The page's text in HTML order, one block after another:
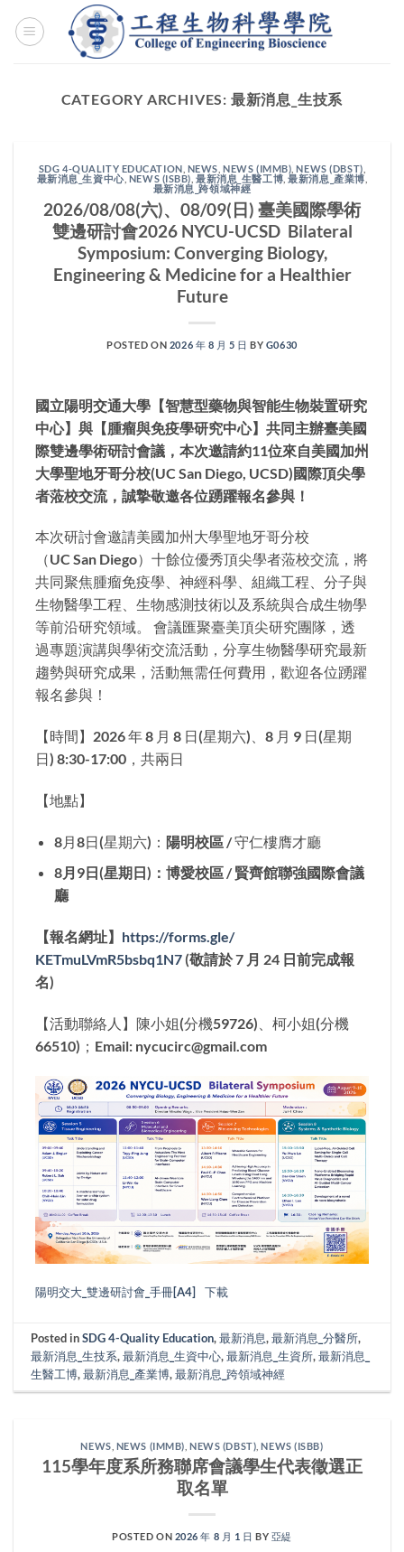
CATEGORY ARCHIVES: 最新消息_生技系
SDG 4-QUALITY EDUCATION NEWS ,NEWS (IMMB) ,NEWS (DBST)
最新消息_生資中心, NEWS (ISBB) ,最新消息_生醫工博 ,最新消息_產業博
最新消息_跨領域神經
2026/08/08(六)、08/09(日) 臺美國際學術
雙邊研討會2026 NYCU-UCSD Bilateral
Symposium: Converging Biology,
Engineering & Medicine for a Healthier
Future
POSTED ON 2026 年 8 月 5 日 BY G0630
國立陽明交通大學 【智慧型藥物與智能生物裝置研究
中心】 與 【腫瘤與免疫學研究中心】 共同主辦臺美國
際雙邊學術研討會議，本次邀請約11位來自美國加州
大學聖地牙哥分校(UC San Diego, UCSD)國際頂尖學
者蒞校交流，誠摯敬邀各位踴躍報名參與！
本次研討會邀請美國加州大學聖地牙哥分校
（UC San Diego）十餘位優秀頂尖學者蒞校交流，將
共同聚焦腫瘤免疫學、神經科學、組織工程、分子與
生物醫學工程、生物感測技術以及系統與合成生物學
等前沿研究領域。 會議匯聚臺美頂尖研究團隊，透
過專題演講與學術交流活動，分享生物醫學研究最新
趨勢與研究成果，活動無需任何費用，歡迎各位踴躍
報名參與！
【時間】2026 年 8 月 8 日(星期六)、8 月 9 日(星期
日) 8:30-17:00，共兩日
【地點】
8月8日(星期六)： 陽明校區/ 守仁樓膺才廳
8月9日(星期日)：博愛校區 / 賢齊館聯強國際會議
廳
【報名網址】 https://forms.gle/
KETmuLVmR5bsbq1N7 (敬請於 7 月 24 日前完成報
名)
【活動聯絡人】陳小姐(分機59726)、柯小姐(分機
66510)；Email: nycucirc@gmail.com
陽明交大_雙邊研討會_手冊[A4] 下載
Posted inSDG 4-Quality Education,最新消息,最新消息_分醫所,
最新消息_生技系,最新消息_生資中心,最新消息_生資所,最新消息_
生醫工博,最新消息_產業博,最新消息_跨領域神經
NEWS NEWS (IMMB) ,NEWS (DBST) ,NEWS (ISBB)
115學年度系所務聯席會議學生代表徵選正
取名單
POSTED ON 2026 年 8 月 1 日 BY 亞緹